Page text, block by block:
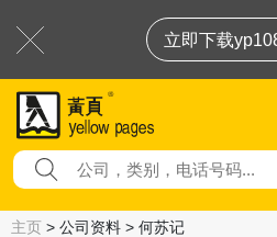
立即下载
主页 > 公司资料 > 何苏记